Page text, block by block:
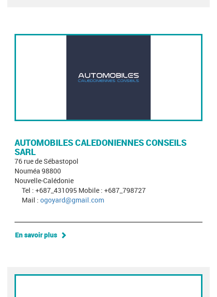
AUTOMOBILES CALEDONIENNES CONSEILS
SARL
76 rue de Sébastopol
Nouméa 98800
Nouvelle-Calédonie
Tel : +687_431095 Mobile : +687_798727
Mail : ogoyard@gmail.com
En savoir plus